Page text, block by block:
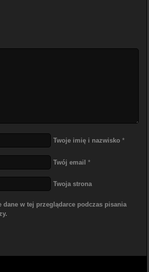
Twoje imię i nazwisko *
Twój email *
Twoja strona
dane w tej przeglądarce podczas pisania